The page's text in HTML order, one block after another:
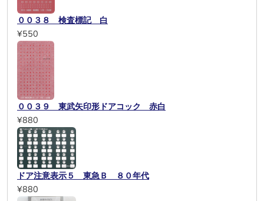
００３８ 検査標記 白
¥550
００３９ 東武矢印形ドアコック 赤白
¥880
ドア注意表示５ 東急Ｂ ８０年代
¥880